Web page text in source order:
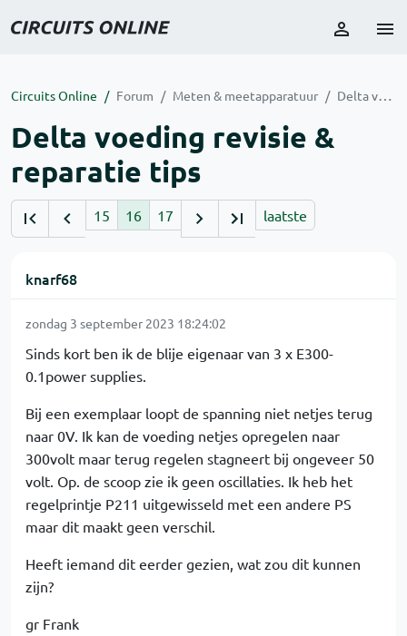
Circuits Online Forum Meten & meetapparatuur Delta voeding revisie & reparatie tips
Delta voeding revisie &
reparatie tips
15 16 17 laatste
knarf68
zondag 3 september 2023 18:24:02
Sinds kort ben ik de blije eigenaar van 3 x E300-
0.1power supplies.
Bij een exemplaar loopt de spanning niet netjes terug
naar 0V. Ik kan de voeding netjes opregelen naar
300volt maar terug regelen stagneert bij ongeveer 50
volt. Op. de scoop zie ik geen oscillaties. Ik heb het
regelprintje P211 uitgewisseld met een andere PS
maar dit maakt geen verschil.
Heeft iemand dit eerder gezien, wat zou dit kunnen
zijn?
gr Frank